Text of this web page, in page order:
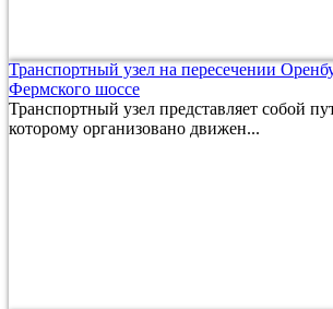
Транспортный узел на пересечении
Фермского шоссе
Транспортный узел представляет собой
которому организовано движен...